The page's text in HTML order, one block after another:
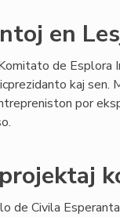
en
de
kaj sen.
por
de Civila